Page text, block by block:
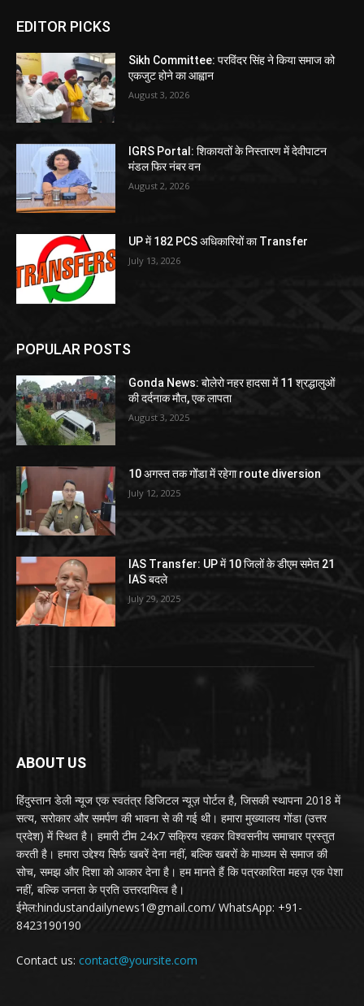
EDITOR PICKS
Sikh Committee: परविंदर सिंह ने किया समाज को
एकजुट होने का आह्वान
August 3, 2026
IGRS Portal: शिकायतों के निस्तारण में देवीपाटन
मंडल फिर नंबर वन
August 2, 2026
UP में 182 PCS अधिकारियों का Transfer
July 13, 2026
POPULAR POSTS
Gonda News: बोलेरो नहर हादसा में 11 श्रद्धालुओं
की दर्दनाक मौत, एक लापता
August 3, 2025
10 अगस्त तक गोंडा में रहेगा route diversion
July 12, 2025
IAS Transfer: UP में 10 जिलों के डीएम समेत 21
IAS बदले
July 29, 2025
ABOUT US
हिंदुस्तान डेली न्यूज एक स्वतंत्र डिजिटल न्यूज़ पोर्टल है, जिसकी स्थापना 2018 में
सत्य, सरोकार और समर्पण की भावना से की गई थी। हमारा मुख्यालय गोंडा (उत्तर
प्रदेश) में स्थित है। हमारी टीम 24x7 सक्रिय रहकर विश्वसनीय समाचार प्रस्तुत
करती है। हमारा उद्देश्य सिर्फ खबरें देना नहीं, बल्कि खबरों के माध्यम से समाज की
सोच, समझ और दिशा को आकार देना है। हम मानते हैं कि पत्रकारिता महज़ एक पेशा
नहीं, बल्कि जनता के प्रति उत्तरदायित्व है।
ईमेल:hindustandailynews1@gmail.com/ WhatsApp: +91-
8423190190
Contact us: contact@yoursite.com